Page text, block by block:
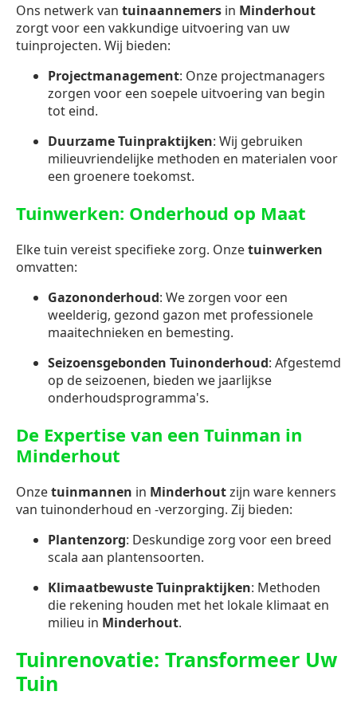
Ons netwerk van tuinaannemers in Minderhout
zorgt voor een vakkundige uitvoering van uw
tuinprojecten. Wij bieden:
Projectmanagement: Onze projectmanagers
zorgen voor een soepele uitvoering van begin
tot eind.
Duurzame Tuinpraktijken: Wij gebruiken
milieuvriendelijke methoden en materialen voor
een groenere toekomst.
Tuinwerken: Onderhoud op Maat
Elke tuin vereist specifieke zorg. Onzetuinwerken
omvatten:
Gazononderhoud: We zorgen voor een
weelderig, gezond gazon met professionele
maaitechnieken en bemesting.
Seizoensgebonden Tuinonderhoud: Afgestemd
op de seizoenen, bieden we jaarlijkse
onderhoudsprogramma's.
De Expertise van een Tuinman in
Minderhout
Onzetuinmannen in Minderhoutzijn ware kenners
van tuinonderhoud en -verzorging. Zij bieden:
Plantenzorg: Deskundige zorg voor een breed
scala aan plantensoorten.
Klimaatbewuste Tuinpraktijken: Methoden
die rekening houden met het lokale klimaat en
milieu in Minderhout.
Tuinrenovatie: Transformeer Uw
Tuin